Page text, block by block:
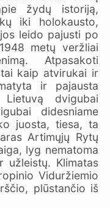
žydų istoriją,
iki holokausto,
leido pajusti po
metų veržliai
Atpasakoti
kaip atvirukai ir
ir pajausta
dvigubai
didesniame
juosta, tiesa, ta
Artimųjų Rytų
lyg nematoma
užleistų. Klimatas
Viduržiemio
plūstančio iš